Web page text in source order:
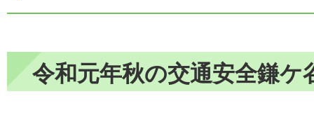
令和元年秋の交通安全鎌ケ